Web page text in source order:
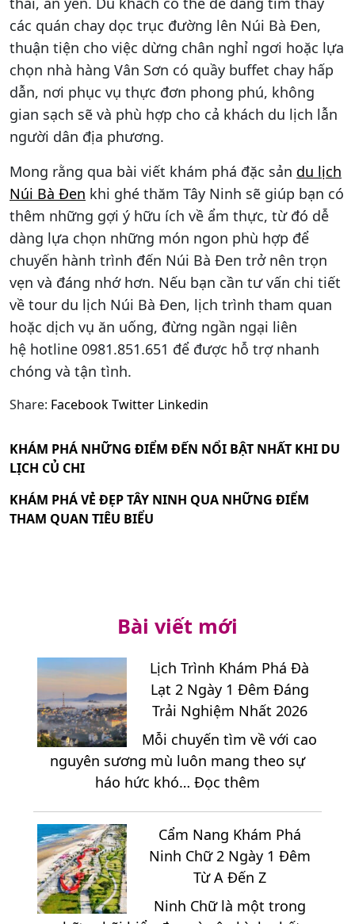
các quán chay dọc trục đường lên Núi Bà Đen,
thuận tiện cho việc dừng chân nghỉ ngơi hoặc lựa
chọn nhà hàng Vân Sơn có quầy buffet chay hấp
dẫn, nơi phục vụ thực đơn phong phú, không
gian sạch sẽ và phù hợp cho cả khách du lịch lẫn
người dân địa phương.
Mong rằng qua bài viết khám phá đặc sản du lịch
Núi Bà Đen khi ghé thăm Tây Ninh sẽ giúp bạn có
thêm những gợi ý hữu ích về ẩm thực, từ đó dễ
dàng lựa chọn những món ngon phù hợp để
chuyến hành trình đến Núi Bà Đen trở nên trọn
vẹn và đáng nhớ hơn. Nếu bạn cần tư vấn chi tiết
về tour du lịch Núi Bà Đen, lịch trình tham quan
hoặc dịch vụ ăn uống, đừng ngần ngại liên
hệ hotline 0981.851.651 để được hỗ trợ nhanh
chóng và tận tình.
Share: FacebookTwitter Linkedin
KHÁM PHÁ NHỮNG ĐIỂM ĐẾN NỔI BẬT NHẤT KHI DU
LỊCH CỦ CHI
KHÁM PHÁ VẺ ĐẸP TÂY NINH QUA NHỮNG ĐIỂM
THAM QUAN TIÊU BIỂU
Bài viết mới
Lịch Trình Khám Phá Đà
Lạt 2 Ngày 1 Đêm Đáng
Trải Nghiệm Nhất 2026
Mỗi chuyến tìm về với cao
nguyên sương mù luôn mang theo sự
háo hức khó… Đọc thêm
Khám
Phá
Đà
Lạt
Cẩm Nang Khám Phá
Ninh Chữ 2 Ngày 1 Đêm
Từ A Đến Z
Ninh Chữ là một trong